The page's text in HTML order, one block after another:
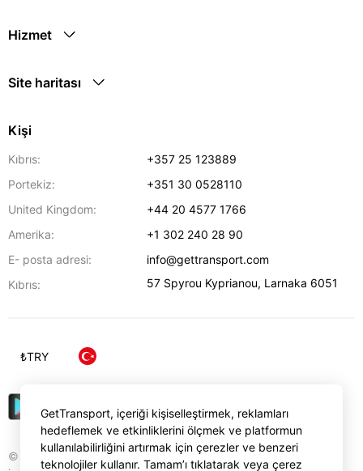
Hizmet
Site haritası
Kişi
Kıbrıs:
+357 25 123889
Portekiz:
+351 30 0528110
United Kingdom:
+44 20 4577 1766
Amerika:
+1 302 240 28 90
E- posta adresi:
info@gettransport.com
Kıbrıs:
57 Spyrou Kyprianou, Larnaka 6051
© Gettransport International Limited. GetTransport®
₺TRY
GetTransport, içeriği kişiselleştirmek, reklamları
hedeflemek ve etkinliklerini ölçmek ve platformun
kullanılabilirliğini artırmak için çerezler ve benzeri
teknolojiler kullanır. Tamam’ı tıklatarak veya çerez